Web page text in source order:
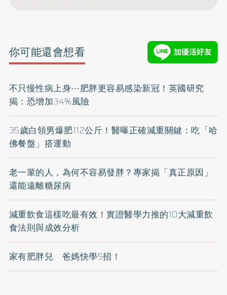
你可能還會想看
不只慢性病上身⋯肥胖更容易感染新冠！英國研究
揭：恐增加34%風險
35歲白領男爆肥112公斤！醫曝正確減重關鍵：吃「哈
佛餐盤」搭運動
老一輩的人，為何不容易發胖？專家揭「真正原因」
還能遠離糖尿病
減重飲食這樣吃最有效！實證醫學力推的10大減重飲
食法則與成效分析
家有肥胖兒 爸媽快學5招！